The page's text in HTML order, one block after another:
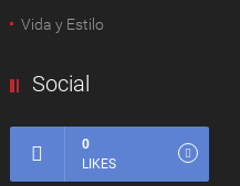
Vida y Estilo
Social
0
LIKES